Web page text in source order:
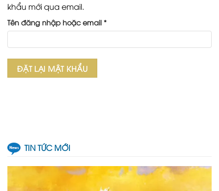
khẩu mới qua email.
Tên đăng nhập hoặc email *Bắt
buộc
ĐẶT LẠI MẬT KHẨU
TIN TỨC MỚI